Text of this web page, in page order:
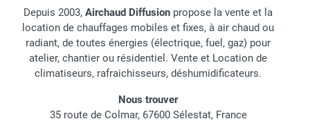
Depuis 2003, Airchaud Diffusion propose la vente et la
location de chauffages mobiles et fixes, à air chaud ou
radiant, de toutes énergies (électrique, fuel, gaz) pour
atelier, chantier ou résidentiel. Vente et Location de
climatiseurs, rafraichisseurs, déshumidificateurs.
Nous trouver
35 route de Colmar, 67600 Sélestat, France